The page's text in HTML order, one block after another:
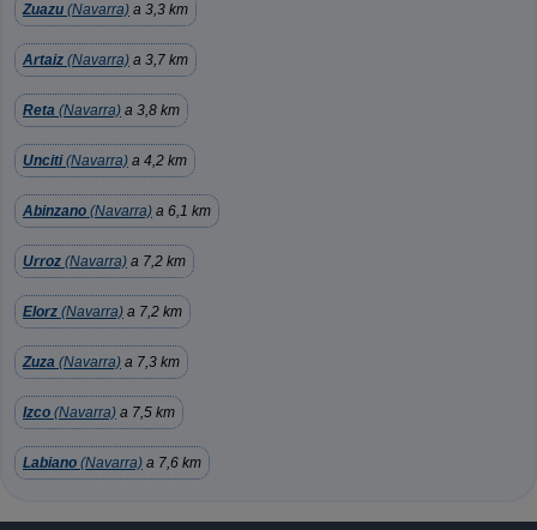
Zuazu (Navarra) a 3,3 km
Artaiz (Navarra) a 3,7 km
Reta (Navarra) a 3,8 km
Unciti(Navarra) a 4,2 km
Abinzano (Navarra) a 6,1 km
Urroz (Navarra) a 7,2 km
Elorz (Navarra) a 7,2 km
Zuza (Navarra) a 7,3 km
Izco (Navarra) a 7,5 km
Labiano (Navarra) a 7,6 km